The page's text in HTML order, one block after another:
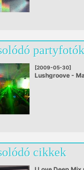
Kruczynski az
újhullámost
house romantika
képviselője és a
formáció 50%-a.
Ahogy azt már
partyfotók
[2009-05-30]
Lushgroove -
cikkek